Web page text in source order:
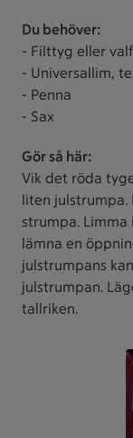
Du behöver:
- Filttyg eller
- Universallim,
- Penna
- Sax
Gör så här:
Vik det röda
liten
strumpa.
lämna en
julstrumpans
julstrumpan.
tallriken.